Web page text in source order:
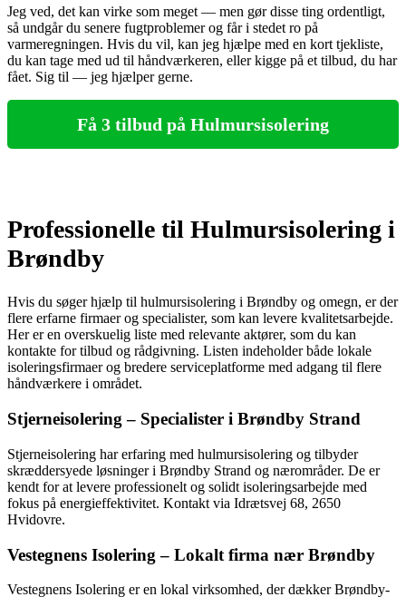
Jeg ved, det kan virke som meget — men gør disse ting ordentligt,
så undgår du senere fugtproblemer og får i stedet ro på
varmeregningen. Hvis du vil, kan jeg hjælpe med en kort tjekliste,
du kan tage med ud til håndværkeren, eller kigge på et tilbud, du har
fået. Sig til — jeg hjælper gerne.
Få 3 tilbud på Hulmursisolering
Professionelle til Hulmursisolering i
Brøndby
Hvis du søger hjælp til hulmursisolering i Brøndby og omegn, er der
flere erfarne firmaer og specialister, som kan levere kvalitetsarbejde.
Her er en overskuelig liste med relevante aktører, som du kan
kontakte for tilbud og rådgivning. Listen indeholder både lokale
isoleringsfirmaer og bredere serviceplatforme med adgang til flere
håndværkere i området.
Stjerneisolering – Specialister i Brøndby Strand
Stjerneisolering har erfaring med hulmursisolering og tilbyder
skræddersyede løsninger i Brøndby Strand og nærområder. De er
kendt for at levere professionelt og solidt isoleringsarbejde med
fokus på energieffektivitet. Kontakt via Idrætsvej 68, 2650
Hvidovre.
Vestegnens Isolering – Lokalt firma nær Brøndby
Vestegnens Isolering er en lokal virksomhed, der dækker Brøndby-